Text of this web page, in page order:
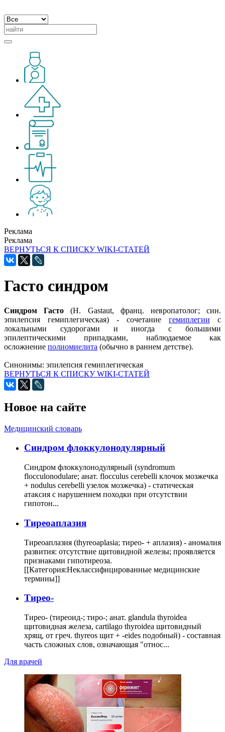
Реклама
Реклама
ВЕРНУТЬСЯ К СПИСКУ WIKI-СТАТЕЙ
Гасто синдром
Синдром Гасто(Н. Gastaut, франц. невропатолог; син.
эпилепсия гемиплегическая) - сочетание гемиплегии с
локальными судорогами и иногда с большими
эпилептическими припадками, наблюдаемое как
осложнение полиомиелита (обычно в раннем детстве).
Синонимы: эпилепсия гемиплегическая
ВЕРНУТЬСЯ К СПИСКУ WIKI-СТАТЕЙ
Новое на сайте
Медицинский словарь
Cиндром флоккулонодулярный
Синдром флоккулонодулярный (syndromum
flocculonodulare; анат. flocculus cerebelli клочок мозжечка
+ nodulus cerebelli узелок мозжечка) - статическая
атаксия с нарушением походки при отсутствии
гипотон...
Тиреоаплазия
Тиреоаплазия (thyreoaplasia; тирео- + аплазия) - аномалия
развития: отсутствие щитовидной железы; проявляется
признаками гипотиреоза.
[[Категория:Неклассифицированные медицинские
термины]]
Тирео-
Тирео- (тиреоид-; тиро-; анат. glandula thyroidea
щитовидная железа, cartilago thyroidea щитовидный
хрящ, от греч. thyreos щит + -eides подобный) - составная
часть сложных слов, означающая "относ...
Для врачей